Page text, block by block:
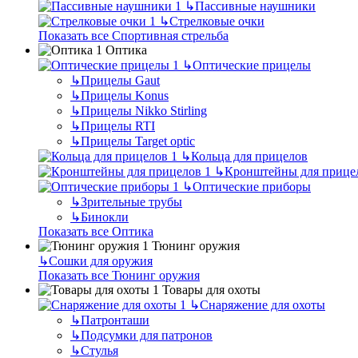
↳Пассивные наушники
↳Стрелковые очки
Показать все Спортивная стрельба
Оптика
↳Оптические прицелы
↳Прицелы Gaut
↳Прицелы Konus
↳Прицелы Nikko Stirling
↳Прицелы RTI
↳Прицелы Target optic
↳Кольца для прицелов
↳Кронштейны для
↳Оптические приборы
↳Зрительные трубы
↳Бинокли
Показать все Оптика
Тюнинг оружия
↳Сошки для оружия
Показать все Тюнинг оружия
Товары для охоты
↳Снаряжение для охоты
↳Патронташи
↳Подсумки для патронов
↳Стулья